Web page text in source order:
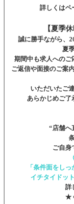
詳しくはペ
【夏季
誠に勝手ながら、
夏
期間中も求人へのご
ご返信や面接のご案
いただいたご
あらかじめご了
“店舗へ
ご自身
「条件面をし
イチタイドッ
詳
★